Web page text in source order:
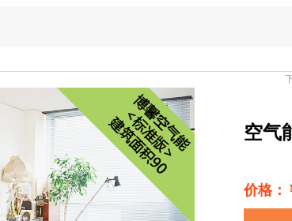
空气
价格：